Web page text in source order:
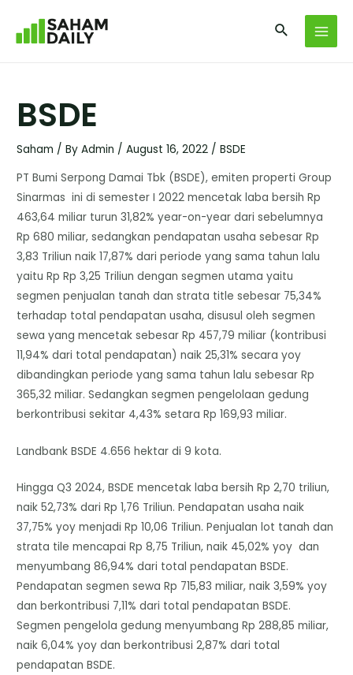
BSDE
Saham / ByAdmin /August 16, 2022 /BSDE
PT Bumi Serpong Damai Tbk (BSDE), emiten properti Group
Sinarmas ini di semester I 2022 mencetak laba bersih Rp
463,64 miliar turun 31,82% year-on-year dari sebelumnya
Rp 680 miliar, sedangkan pendapatan usaha sebesar Rp
3,83 Triliun naik 17,87% dari periode yang sama tahun lalu
yaitu Rp Rp 3,25 Triliun dengan segmen utama yaitu
segmen penjualan tanah dan strata title sebesar 75,34%
terhadap total pendapatan usaha, disusul oleh segmen
sewa yang mencetak sebesar Rp 457,79 miliar (kontribusi
11,94% dari total pendapatan) naik 25,31% secara yoy
dibandingkan periode yang sama tahun lalu sebesar Rp
365,32 miliar. Sedangkan segmen pengelolaan gedung
berkontribusi sekitar 4,43% setara Rp 169,93 miliar.
Landbank BSDE 4.656 hektar di 9 kota.
Hingga Q3 2024, BSDE mencetak laba bersih Rp 2,70 triliun,
naik 52,73% dari Rp 1,76 Triliun. Pendapatan usaha naik
37,75% yoy menjadi Rp 10,06 Triliun. Penjualan lot tanah dan
strata tile mencapai Rp 8,75 Triliun, naik 45,02% yoy dan
menyumbang 86,94% dari total pendapatan BSDE.
Pendapatan segmen sewa Rp 715,83 miliar, naik 3,59% yoy
dan berkontribusi 7,11% dari total pendapatan BSDE.
Segmen pengelola gedung menyumbang Rp 288,85 miliar,
naik 6,04% yoy dan berkontribusi 2,87% dari total
pendapatan BSDE.